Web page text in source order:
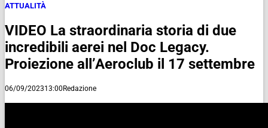
ATTUALITÀ
VIDEO La straordinaria storia di due
incredibili aerei nel Doc Legacy.
Proiezione all’Aeroclub il 17 settembre
06/09/202313:00Redazione